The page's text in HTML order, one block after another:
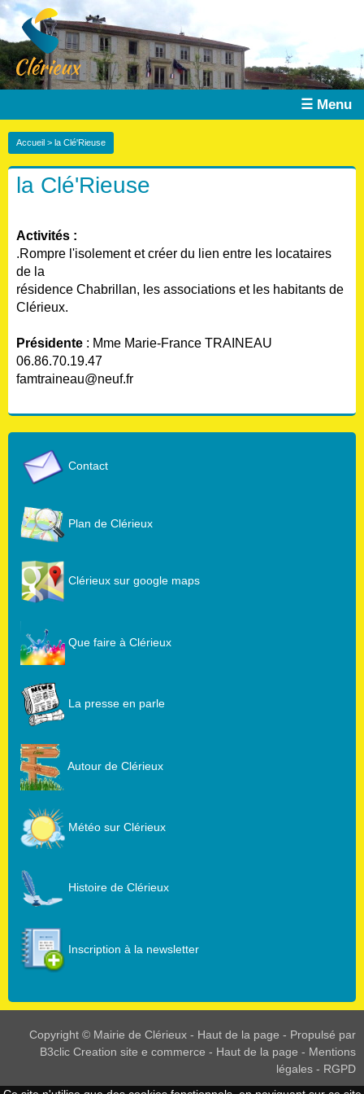
☰ Menu
Accueil > la Clé'Rieuse
la Clé'Rieuse
Activités :
.Rompre l'isolement et créer du lien entre les locataires
de la
résidence Chabrillan, les associations et les habitants de
Clérieux.
Présidente : Mme Marie-France TRAINEAU
06.86.70.19.47
famtraineau@neuf.fr
Contact
Plan de Clérieux
Clérieux sur google maps
Que faire à Clérieux
La presse en parle
Autour de Clérieux
Météo sur Clérieux
Histoire de Clérieux
Inscription à la newsletter
Copyright © Mairie de Clérieux - Haut de la page - Propulsé par
B3clic Creation site e commerce - Haut de la page - Mentions
légales - RGPD